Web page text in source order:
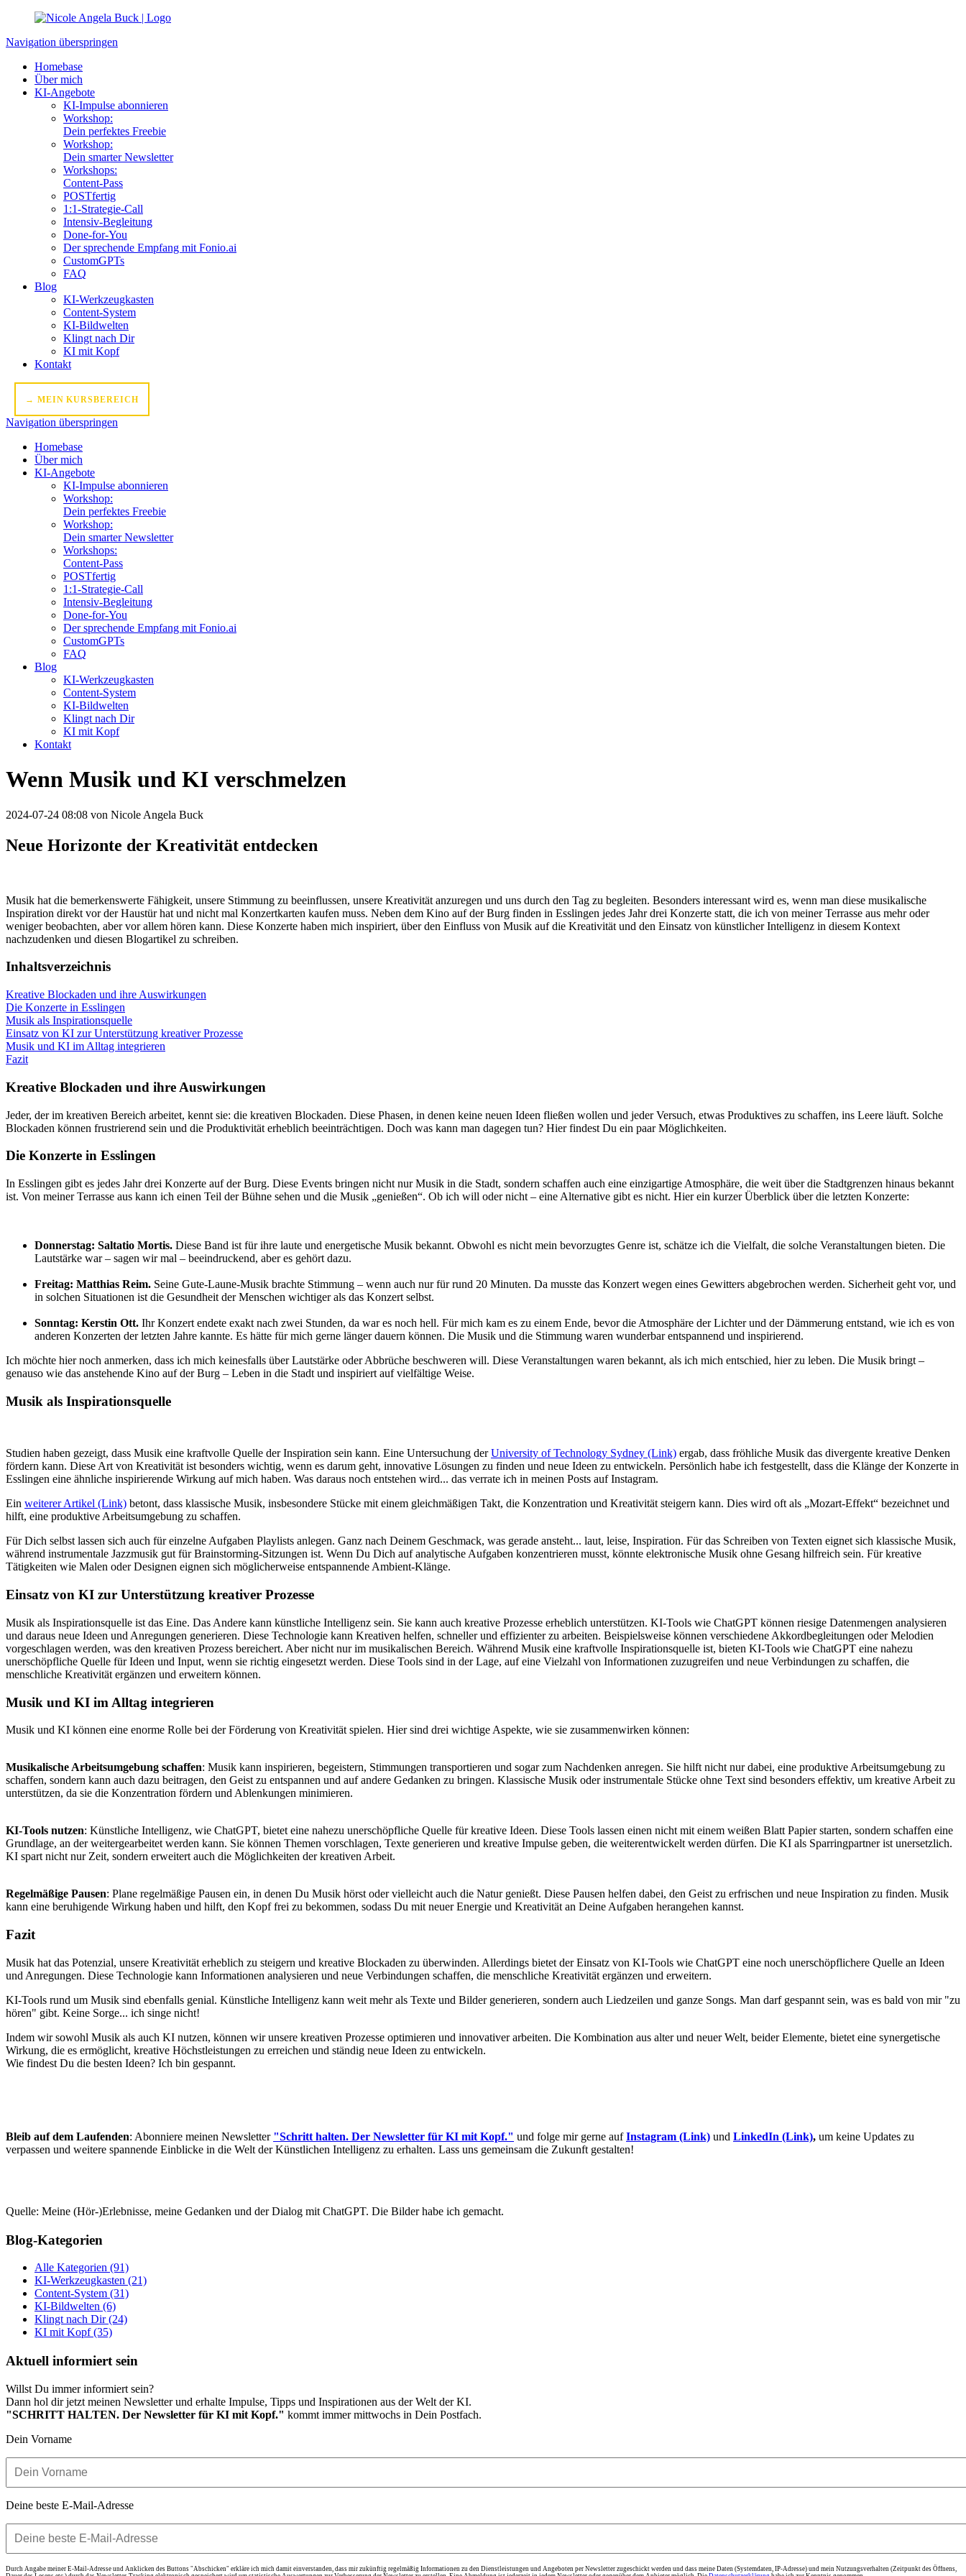
Navigation überspringen
Homebase
Über mich
KI-Angebote
KI-Impulse abonnieren
Workshop:
Dein perfektes Freebie
Workshop:
Dein smarter Newsletter
Workshops:
Content-Pass
POSTfertig
1:1-Strategie-Call
Intensiv-Begleitung
Done-for-You
Der sprechende Empfang mit Fonio.ai
CustomGPTs
FAQ
Blog
KI-Werkzeugkasten
Content-System
KI-Bildwelten
Klingt nach Dir
KI mit Kopf
Kontakt
→ MEIN KURSBEREICH
Navigation überspringen
Homebase
Über mich
KI-Angebote
KI-Impulse abonnieren
Workshop:
Dein perfektes Freebie
Workshop:
Dein smarter Newsletter
Workshops:
Content-Pass
POSTfertig
1:1-Strategie-Call
Intensiv-Begleitung
Done-for-You
Der sprechende Empfang mit Fonio.ai
CustomGPTs
FAQ
Blog
KI-Werkzeugkasten
Content-System
KI-Bildwelten
Klingt nach Dir
KI mit Kopf
Kontakt
Wenn Musik und KI verschmelzen
2024-07-24 08:08 von Nicole Angela Buck
Neue Horizonte der Kreativität entdecken
Musik hat die bemerkenswerte Fähigkeit, unsere Stimmung zu beeinflussen, unsere Kreativität anzuregen und uns durch den Tag zu begleiten. Besonders interessant wird es, wenn man diese musikalische
Inspiration direkt vor der Haustür hat und nicht mal Konzertkarten kaufen muss. Neben dem Kino auf der Burg finden in Esslingen jedes Jahr drei Konzerte statt, die ich von meiner Terrasse aus mehr oder
weniger beobachten, aber vor allem hören kann. Diese Konzerte haben mich inspiriert, über den Einfluss von Musik auf die Kreativität und den Einsatz von künstlicher Intelligenz in diesem Kontext
nachzudenken und diesen Blogartikel zu schreiben.
Inhaltsverzeichnis
Kreative Blockaden und ihre Auswirkungen
Die Konzerte in Esslingen
Musik als Inspirationsquelle
Einsatz von KI zur Unterstützung kreativer Prozesse
Musik und KI im Alltag integrieren
Fazit
Kreative Blockaden und ihre Auswirkungen
Jeder, der im kreativen Bereich arbeitet, kennt sie: die kreativen Blockaden. Diese Phasen, in denen keine neuen Ideen fließen wollen und jeder Versuch, etwas Produktives zu schaffen, ins Leere läuft. Solche
Blockaden können frustrierend sein und die Produktivität erheblich beeinträchtigen. Doch was kann man dagegen tun? Hier findest Du ein paar Möglichkeiten.
Die Konzerte in Esslingen
In Esslingen gibt es jedes Jahr drei Konzerte auf der Burg. Diese Events bringen nicht nur Musik in die Stadt, sondern schaffen auch eine einzigartige Atmosphäre, die weit über die Stadtgrenzen hinaus bekannt
ist. Von meiner Terrasse aus kann ich einen Teil der Bühne sehen und die Musik „genießen“. Ob ich will oder nicht – eine Alternative gibt es nicht. Hier ein kurzer Überblick über die letzten Konzerte:
Donnerstag: Saltatio Mortis. Diese Band ist für ihre laute und energetische Musik bekannt. Obwohl es nicht mein bevorzugtes Genre ist, schätze ich die Vielfalt, die solche Veranstaltungen bieten. Die
Lautstärke war – sagen wir mal – beeindruckend, aber es gehört dazu.
Freitag: Matthias Reim. Seine Gute-Laune-Musik brachte Stimmung – wenn auch nur für rund 20 Minuten. Da musste das Konzert wegen eines Gewitters abgebrochen werden. Sicherheit geht vor, und
in solchen Situationen ist die Gesundheit der Menschen wichtiger als das Konzert selbst.
Sonntag: Kerstin Ott. Ihr Konzert endete exakt nach zwei Stunden, da war es noch hell. Für mich kam es zu einem Ende, bevor die Atmosphäre der Lichter und der Dämmerung entstand, wie ich es von
anderen Konzerten der letzten Jahre kannte. Es hätte für mich gerne länger dauern können. Die Musik und die Stimmung waren wunderbar entspannend und inspirierend.
Ich möchte hier noch anmerken, dass ich mich keinesfalls über Lautstärke oder Abbrüche beschweren will. Diese Veranstaltungen waren bekannt, als ich mich entschied, hier zu leben. Die Musik bringt –
genauso wie das anstehende Kino auf der Burg – Leben in die Stadt und inspiriert auf vielfältige Weise.
Musik als Inspirationsquelle
Studien haben gezeigt, dass Musik eine kraftvolle Quelle der Inspiration sein kann. Eine Untersuchung derUniversity of Technology Sydney (Link) ergab, dass fröhliche Musik das divergente kreative Denken
fördern kann. Diese Art von Kreativität ist besonders wichtig, wenn es darum geht, innovative Lösungen zu finden und neue Ideen zu entwickeln. Persönlich habe ich festgestellt, dass die Klänge der Konzerte in
Esslingen eine ähnliche inspirierende Wirkung auf mich haben. Was daraus noch entstehen wird... das verrate ich in meinen Posts auf Instagram.
Ein weiterer Artikel (Link) betont, dass klassische Musik, insbesondere Stücke mit einem gleichmäßigen Takt, die Konzentration und Kreativität steigern kann. Dies wird oft als „Mozart-Effekt“ bezeichnet und
hilft, eine produktive Arbeitsumgebung zu schaffen.
Für Dich selbst lassen sich auch für einzelne Aufgaben Playlists anlegen. Ganz nach Deinem Geschmack, was gerade ansteht... laut, leise, Inspiration. Für das Schreiben von Texten eignet sich klassische Musik,
während instrumentale Jazzmusik gut für Brainstorming-Sitzungen ist. Wenn Du Dich auf analytische Aufgaben konzentrieren musst, könnte elektronische Musik ohne Gesang hilfreich sein. Für kreative
Tätigkeiten wie Malen oder Designen eignen sich möglicherweise entspannende Ambient-Klänge.
Einsatz von KI zur Unterstützung kreativer Prozesse
Musik als Inspirationsquelle ist das Eine. Das Andere kann künstliche Intelligenz sein. Sie kann auch kreative Prozesse erheblich unterstützen. KI-Tools wie ChatGPT können riesige Datenmengen analysieren
und daraus neue Ideen und Anregungen generieren. Diese Technologie kann Kreativen helfen, schneller und effizienter zu arbeiten. Beispielsweise können verschiedene Akkordbegleitungen oder Melodien
vorgeschlagen werden, was den kreativen Prozess bereichert. Aber nicht nur im musikalischen Bereich. Während Musik eine kraftvolle Inspirationsquelle ist, bieten KI-Tools wie ChatGPT eine nahezu
unerschöpfliche Quelle für Ideen und Input, wenn sie richtig eingesetzt werden. Diese Tools sind in der Lage, auf eine Vielzahl von Informationen zuzugreifen und neue Verbindungen zu schaffen, die
menschliche Kreativität ergänzen und erweitern können.
Musik und KI im Alltag integrieren
Musik und KI können eine enorme Rolle bei der Förderung von Kreativität spielen. Hier sind drei wichtige Aspekte, wie sie zusammenwirken können:
Musikalische Arbeitsumgebung schaffen: Musik kann inspirieren, begeistern, Stimmungen transportieren und sogar zum Nachdenken anregen. Sie hilft nicht nur dabei, eine produktive Arbeitsumgebung zu
schaffen, sondern kann auch dazu beitragen, den Geist zu entspannen und auf andere Gedanken zu bringen. Klassische Musik oder instrumentale Stücke ohne Text sind besonders effektiv, um kreative Arbeit zu
unterstützen, da sie die Konzentration fördern und Ablenkungen minimieren.
KI-Tools nutzen: Künstliche Intelligenz, wie ChatGPT, bietet eine nahezu unerschöpfliche Quelle für kreative Ideen. Diese Tools lassen einen nicht mit einem weißen Blatt Papier starten, sondern schaffen eine
Grundlage, an der weitergearbeitet werden kann. Sie können Themen vorschlagen, Texte generieren und kreative Impulse geben, die weiterentwickelt werden dürfen. Die KI als Sparringpartner ist unersetzlich.
KI spart nicht nur Zeit, sondern erweitert auch die Möglichkeiten der kreativen Arbeit.
Regelmäßige Pausen: Plane regelmäßige Pausen ein, in denen Du Musik hörst oder vielleicht auch die Natur genießt. Diese Pausen helfen dabei, den Geist zu erfrischen und neue Inspiration zu finden. Musik
kann eine beruhigende Wirkung haben und hilft, den Kopf frei zu bekommen, sodass Du mit neuer Energie und Kreativität an Deine Aufgaben herangehen kannst.
Fazit
Musik hat das Potenzial, unsere Kreativität erheblich zu steigern und kreative Blockaden zu überwinden. Allerdings bietet der Einsatz von KI-Tools wie ChatGPT eine noch unerschöpflichere Quelle an Ideen
und Anregungen. Diese Technologie kann Informationen analysieren und neue Verbindungen schaffen, die menschliche Kreativität ergänzen und erweitern.
KI-Tools rund um Musik sind ebenfalls genial. Künstliche Intelligenz kann weit mehr als Texte und Bilder generieren, sondern auch Liedzeilen und ganze Songs. Man darf gespannt sein, was es bald von mir "zu
hören" gibt. Keine Sorge... ich singe nicht!
Indem wir sowohl Musik als auch KI nutzen, können wir unsere kreativen Prozesse optimieren und innovativer arbeiten. Die Kombination aus alter und neuer Welt, beider Elemente, bietet eine synergetische
Wirkung, die es ermöglicht, kreative Höchstleistungen zu erreichen und ständig neue Ideen zu entwickeln.
Wie findest Du die besten Ideen? Ich bin gespannt.
Bleib auf dem Laufenden: Abonniere meinen Newsletter "Schritt halten. Der Newsletter für KI mit Kopf." und folge mir gerne aufInstagram (Link) und LinkedIn (Link), um keine Updates zu
verpassen und weitere spannende Einblicke in die Welt der Künstlichen Intelligenz zu erhalten. Lass uns gemeinsam die Zukunft gestalten!
Quelle: Meine (Hör-)Erlebnisse, meine Gedanken und der Dialog mit ChatGPT. Die Bilder habe ich gemacht.
Blog-Kategorien
Alle Kategorien (91)
KI-Werkzeugkasten (21)
Content-System (31)
KI-Bildwelten (6)
Klingt nach Dir (24)
KI mit Kopf (35)
Aktuell informiert sein
Willst Du immer informiert sein?
Dann hol dir jetzt meinen Newsletter und erhalte Impulse, Tipps und Inspirationen aus der Welt der KI.
"SCHRITT HALTEN. Der Newsletter für KI mit Kopf." kommt immer mittwochs in Dein Postfach.
Dein Vorname
Deine beste E-Mail-Adresse
Durch Angabe meiner E-Mail-Adresse und Anklicken des Buttons "Abschicken" erkläre ich mich damit einverstanden, dass mir zukünftig regelmäßig Informationen zu den Dienstleistungen und Angeboten per Newsletter zugeschickt werden und dass meine Daten (Systemdaten, IP-Adresse) und mein Nutzungsverhalten (Zeitpunkt des Öffnens,